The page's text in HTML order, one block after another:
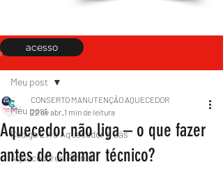
Post
Meu post
Código Erro Aquecedor a Gás
Aquecedores Rinnai
Meu post
Aquecedor não liga – o que fazer
antes de chamar técnico?
CONSERTO MANUTENÇÃO AQUECEDOR
22 de abr. 1 min de leitura
acesso